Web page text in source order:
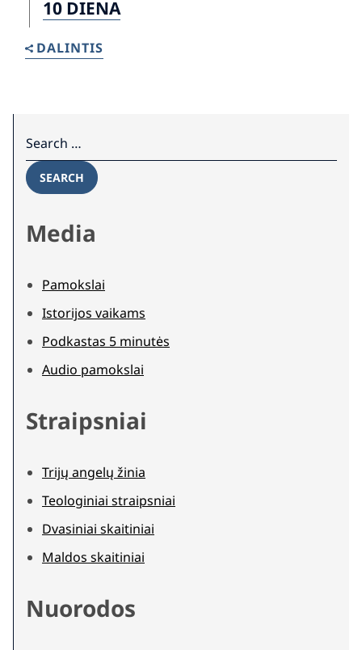
10 DIENA
DALINTIS
Search for:
SEARCH
Media
Pamokslai
Istorijos vaikams
Podkastas 5 minutės
Audio pamokslai
Straipsniai
Trijų angelų žinia
Teologiniai straipsniai
Dvasiniai skaitiniai
Maldos skaitiniai
Nuorodos